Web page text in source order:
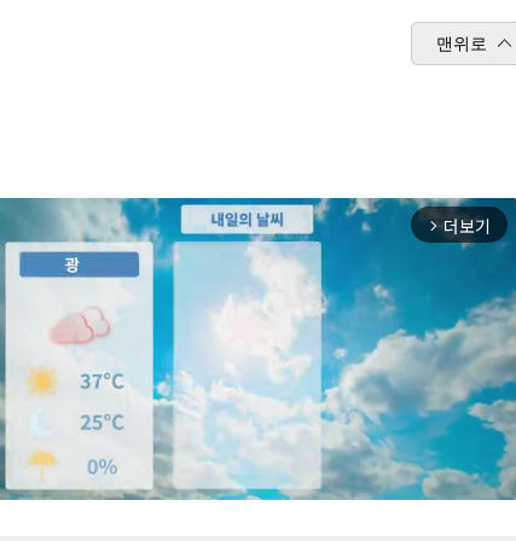
맨위로
arrow_forward_ios 더보기